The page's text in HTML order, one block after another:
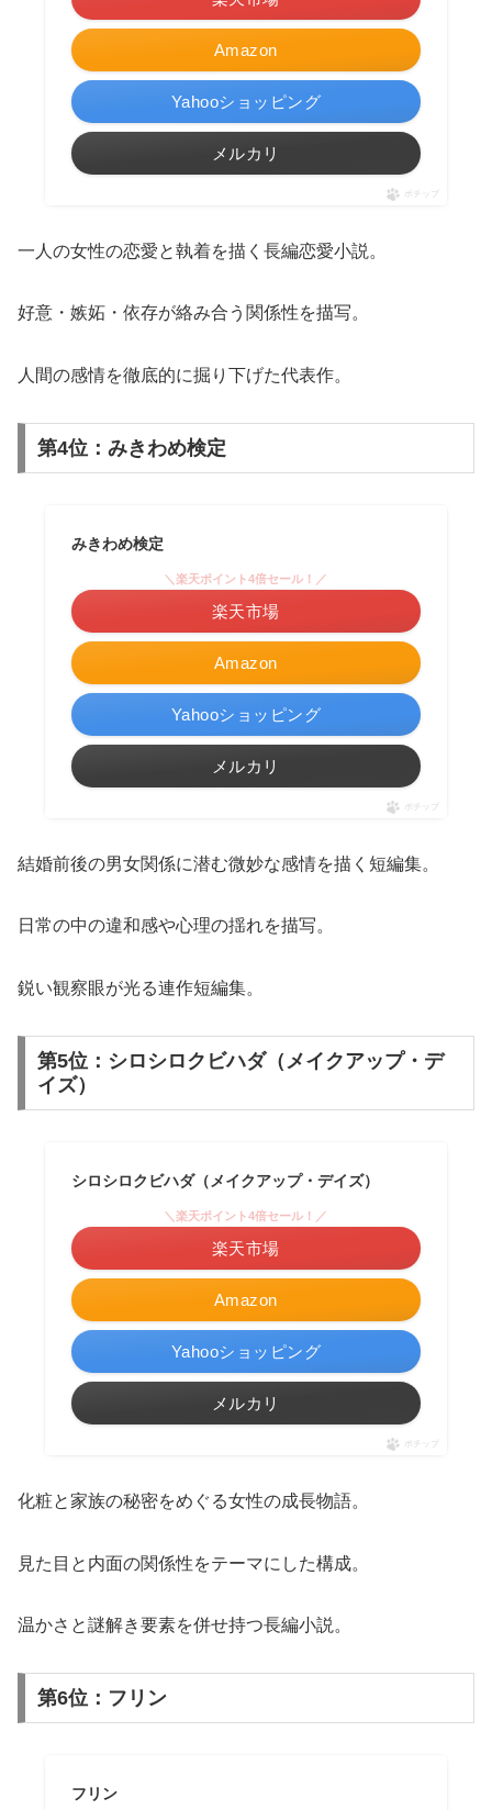
Amazon
Yahooショッピング
メルカリ
ポチップ
一人の女性の恋愛と執着を描く長編恋愛小説。
好意・嫉妬・依存が絡み合う関係性を描写。
人間の感情を徹底的に掘り下げた代表作。
第4位：みきわめ検定
みきわめ検定
Amazon
＼楽天ポイント4倍セール！／
楽天市場
Yahooショッピング
メルカリ
ポチップ
結婚前後の男女関係に潜む微妙な感情を描く短編集。
日常の中の違和感や心理の揺れを描写。
鋭い観察眼が光る連作短編集。
第5位：シロシロクビハダ（メイクアップ・デ
イズ）
シロシロクビハダ（メイクアップ・デイズ）
Amazon
＼楽天ポイント4倍セール！／
楽天市場
Yahooショッピング
メルカリ
ポチップ
化粧と家族の秘密をめぐる女性の成長物語。
見た目と内面の関係性をテーマにした構成。
温かさと謎解き要素を併せ持つ長編小説。
第6位：フリン
フリン